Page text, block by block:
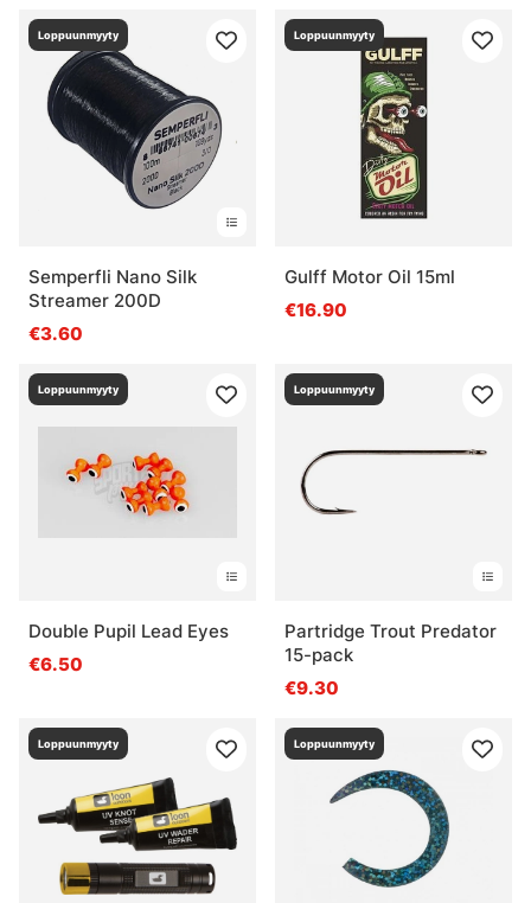
Loppuunmyyty
Semperfli Nano Silk
Streamer 200D
€3.60
Loppuunmyyty
Gulff Motor Oil 15ml
€16.90
Loppuunmyyty
Double Pupil Lead Eyes
€6.50
Loppuunmyyty
Partridge Trout Predator
15-pack
€9.30
Loppuunmyyty Loppuunmyyty